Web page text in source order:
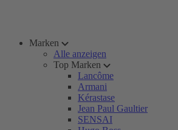
Marken
Alle anzeigen
Top Marken
Lancôme
Armani
Kérastase
Jean Paul Gaultier
SENSAI